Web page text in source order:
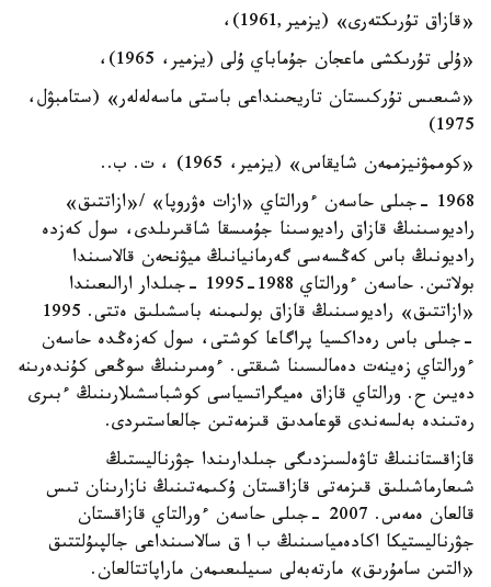
«قازاق تۇرىكتەرى» (يزمير,1961)،
«ۇلى تۇرىكشى ماعجان جۇماباي ۇلى (يزمير، 1965)،
«شىعىس تۇركىستان تاريحىنداعى باستى ماسەلەلەر» (ستامبۋل،
1975)
«كوممۋنيزممەن شايقاس» (يزمير، 1965) ، ت. ب..
1968 -جىلى حاسەن ءورالتاي «ازات ەۋروپا» /«ازاتتىق»
راديوسىنىڭ قازاق راديوسىنا جۇمىسقا شاقىرىلدى، سول كەزدە
راديونىڭ باس كەڭسەسى گەرمانيانىڭ ميۋنحەن قالاسىندا
بولاتىن. حاسەن ءورالتاي 1988-1995 -جىلدار ارالىعىندا
«ازاتتىق» راديوسىنىڭ قازاق بولىمىنە باسشىلىق ەتتى. 1995
-جىلى باس رەداكسيا پراگاعا كوشتى، سول كەزەڭدە حاسەن
ءورالتاي زەينەت دەمالىسىنا شىقتى. ءومىرىنىڭ سوڭعى كۇندەرىنە
دەيىن ح. ورالتاي قازاق ەميگراتسياسى كوشباسشىلارىنىڭ ءبىرى
رەتىندە بەلسەندى قوعامدىق قىزمەتىن جالعاستىردى.
قازاقستاننىڭ تاۋەلسىزدىگى جىلدارىندا جۋرناليستىڭ
شىعارماشىلىق قىزمەتى قازاقستان ۇكىمەتىنىڭ نازارىنان تىس
قالعان ەمەس. 2007 -جىلى حاسەن ءورالتاي قازاقستان
جۋرناليستيكا اكادەمياسىنىڭ ب ا ق سالاسىنداعى جالپىۇلتتىق
«التىن سامۇرىق» مارتەبەلى سىيلىعىمەن ماراپاتتالعان.